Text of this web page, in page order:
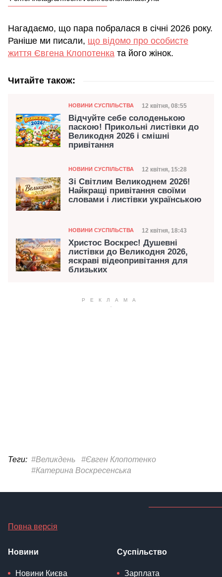
Нагадаємо, що пара побралася в січні 2026 року.
Раніше ми писали, що відомо про особисте
життя Євгена Клопотенка та його жінок.
Читайте також:
Категорія
НОВИНИ СУСПІЛЬСТВА Дата публікації
12 квітня, 08:55
Відчуйте себе солоденькою
паскою! Прикольні листівки до
Великодня 2026 і смішні
привітання
Категорія
НОВИНИ СУСПІЛЬСТВА Дата публікації
12 квітня, 15:28
Зі Світлим Великоднем 2026!
Найкращі привітання своїми
словами і листівки українською
Категорія
НОВИНИ СУСПІЛЬСТВА Дата публікації
12 квітня, 18:43
Христос Воскрес! Душевні
листівки до Великодня 2026,
яскраві відеопривітання для
близьких
Теги: #Великдень
#Євген Клопотенко
#Катерина Воскресенська
Повна версія
Новини
Новини Києва
Суспільство
Зарплата